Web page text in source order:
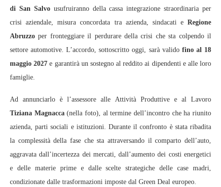
di San Salvousufruiranno della cassa integrazione straordinaria per
crisi aziendale, misura concordata tra azienda, sindacati eRegione
Abruzzo per fronteggiare il perdurare della crisi che sta colpendo il
settore automotive. L’accordo, sottoscritto oggi, sarà valido fino al 18
maggio 2027 e garantirà un sostegno al reddito ai dipendenti e alle loro
famiglie.
Ad annunciarlo è l’assessore alle Attività Produttive e al Lavoro
Tiziana Magnacca(nella foto), al termine dell’incontro che ha riunito
azienda, parti sociali e istituzioni. Durante il confronto è stata ribadita
la complessità della fase che sta attraversando il comparto dell’auto,
aggravata dall’incertezza dei mercati, dall’aumento dei costi energetici
e delle materie prime e dalle scelte strategiche delle case madri,
condizionate dalle trasformazioni imposte dal Green Deal europeo.